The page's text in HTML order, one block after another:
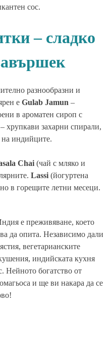
сос.
– сладко
разнообразни и
е Gulab Jamun –
в ароматен сироп с
– хрупкави захарни спирали,
индийците.
Chai (чай с мляко и
Lassi (йогуртена
в горещите летни месеци.
е преживяване, което
да опита. Независимо дали
вегетарианските
индийската кухня
Нейното богатство от
и ще ви накара да се